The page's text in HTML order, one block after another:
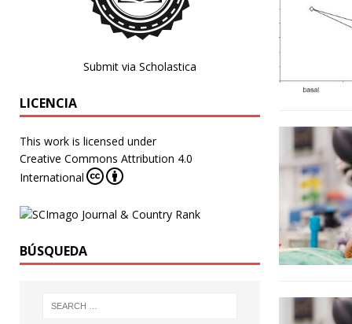
Submit via Scholastica
LICENCIA
This work is licensed under
Creative Commons Attribution 4.0
International
BÚSQUEDA